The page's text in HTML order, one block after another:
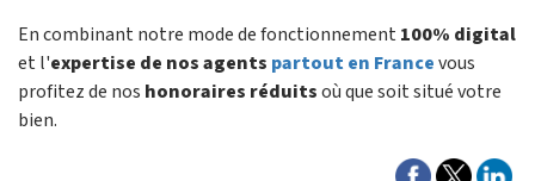
En combinant notre mode de fonctionnement 100% digital
et l'expertise de nos agents partout en Francevous
profitez de nos honoraires réduitsoù que soit situé votre
bien.